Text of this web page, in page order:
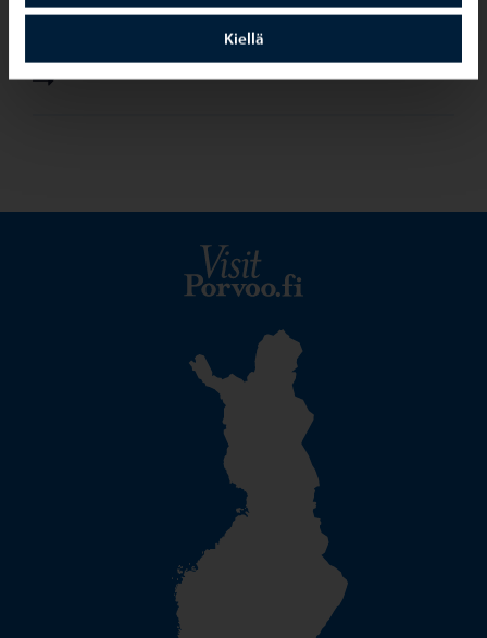
Kiellä
lahjapaperissa, joulukasseissa, tarroissa ja hyvän joulun